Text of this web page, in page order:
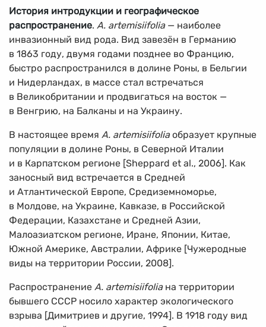
История интродукции и географическое
распространение. A. artemisiifolia— наиболее
инвазионный вид рода. Вид завезён в Германию
в 1863 году, двумя годами позднее во Францию,
быстро распространился в долине Роны, в Бельгии
и Нидерландах, в массе стал встречаться
в Великобритании и продвигаться на восток —
в Венгрию, на Балканы и на Украину.
В настоящее время A. artemisiifoliaобразует крупные
популяции в долине Роны, в Северной Италии
и в Карпатском регионе [Sheppard et al., 2006]. Как
заносный вид встречается в Средней
и Атлантической Европе, Средиземноморье,
в Молдове, на Украине, Кавказе, в Российской
Федерации, Казахстане и Средней Азии,
Малоазиатском регионе, Иране, Японии, Китае,
Южной Америке, Австралии, Африке [Чужеродные
виды на территории России, 2008].
Распространение A. artemisiifoliaна территории
бывшего СССР носило характер экологического
взрыва [Димитриев и другие, 1994]. В 1918 году вид